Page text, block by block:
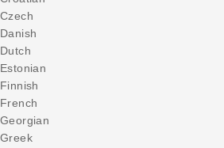
Czech
Danish
Dutch
Estonian
Finnish
French
Georgian
Greek